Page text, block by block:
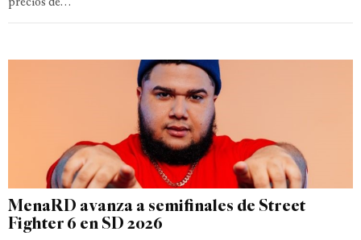
MenaRD avanza a semifinales de Street
Fighter 6 en SD 2026